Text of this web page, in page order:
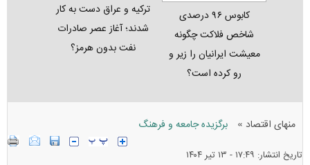
کابوس ۹۶ درصدی
شاخص فلاکت چگونه
معیشت ایرانیان را زیر و
رو کرده است؟
ترکیه و عراق دست به کار
شدند؛ آغاز عصر صادرات
نفت بدون هرمز؟
منهای اقتصاد » برگزیده جامعه و فرهنگ
تاریخ انتشار: ۱۷:۴۹ - ۱۳ تير ۱۴۰۴